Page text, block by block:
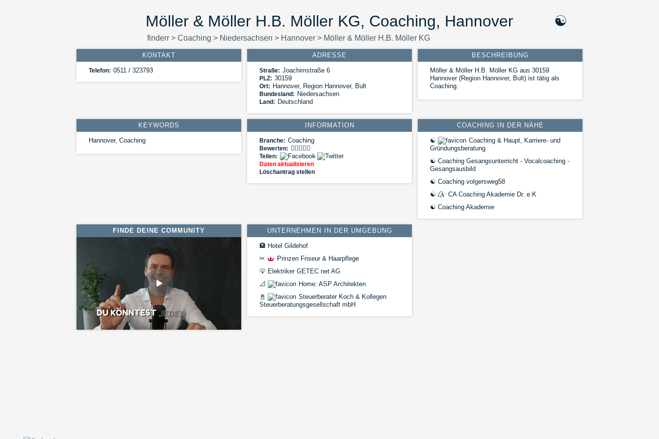
Möller & Möller H.B. Möller KG, Coaching, Hannover ☯
finderr > Coaching > Niedersachsen > Hannover > Möller & Möller H.B. Möller KG
KONTAKT
Telefon: 0511 / 323793
ADRESSE
Straße: Joachimstraße 6
PLZ: 30159
Ort: Hannover, Region Hannover, Bult
Bundesland: Niedersachsen
Land: Deutschland
BESCHREIBUNG
Möller & Möller H.B. Möller KG aus 30159
Hannover (Region Hannover, Bult) ist tätig als
Coaching.
KEYWORDS
Hannover, Coaching
INFORMATION
Branche: Coaching
Bewerten:
Teilen:
Daten aktualisieren
Löschantrag stellen
COACHING IN DER NÄHE
☯
Coaching & Haupt, Karriere- und
Gründungsberatung
☯ Coaching Gesangsunterricht - Vocalcoaching -
Gesangsausbild
☯ Coaching volgersweg58
☯
CA Coaching Akademie Dr. e.K
☯ Coaching Akademie
FINDE DEINE COMMUNITY UNTERNEHMEN IN DER UMGEBUNG
🏨 Hotel Gildehof
✂
Prinzen Friseur & Haarpflege
💡 Elektriker GETEC net AG
📐
Home: ASP Architekten
📓
Steuerberater Koch & Kollegen
Steuerberatungsgesellschaft mbH